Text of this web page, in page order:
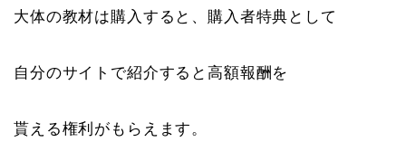
大体の教材は購入すると、購入者特典として
自分のサイトで紹介すると高額報酬を
貰える権利がもらえます。